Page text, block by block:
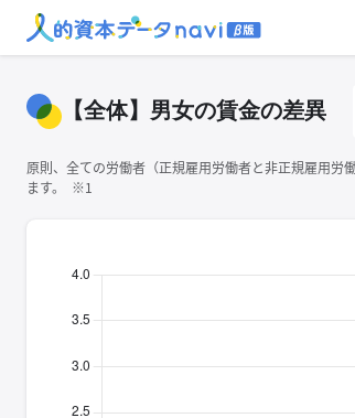
【全体】男女の賃金の差異
原則、全ての労働者（正規雇用労働者と非正規雇用
ます。 ※1